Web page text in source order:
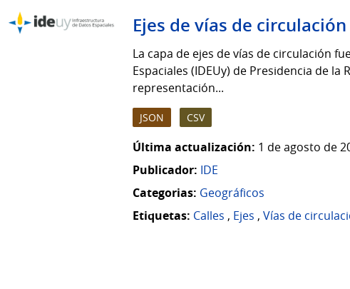
Ejes de vías de circulación
La capa de ejes de vías de circulación
Espaciales (IDEUy) de Presidencia de
representación...
JSON CSV
Última actualización: 1 de agosto de
Publicador: IDE
Categorias: Geográficos
Etiquetas: Calles , Ejes , Vías de